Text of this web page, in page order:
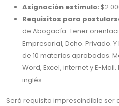
Asignación estimulo:
Requisitos para
de Abogacía. Tener
Empresarial, Dcho. Privado.
de 10 materias aprobadas.
Word, Excel, internet y E-
inglés.
Será requisito imprescindible ser